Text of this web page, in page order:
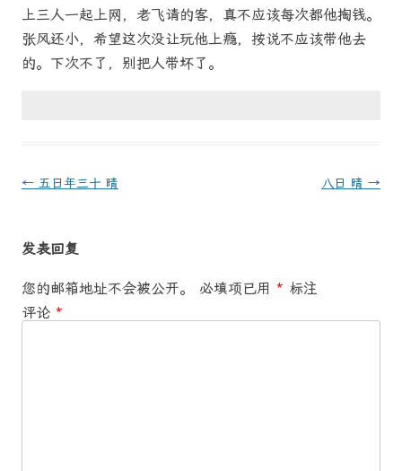
上三人一起上网，老飞请的客，真不应该每次都他掏钱。
张风还小，希望这次没让玩他上瘾，按说不应该带他去
的。下次不了，别把人带坏了。
文
航
← 五日年三十 晴 八日 晴 →
发表回复
您的邮箱地址不会被公开。 必填项已用 * 标注
评论 *